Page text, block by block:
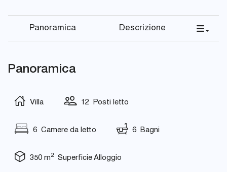
Panoramica Descrizione
Panoramica
Villa 12 Posti letto
6 Camere da letto 6 Bagni
350 m2Superficie Alloggio